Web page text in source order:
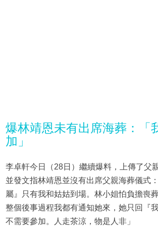
爆林靖恩未有出席海葬：「
加」
李卓軒今日（28日）繼續爆料，上傳了父
並發文指林靖恩並沒有出席父親海葬儀式
屬』只有我和姑姑到場。林小姐怕負擔喪
整個後事過程我都有通知她來，她只回『
不需要參加。人走茶涼，物是人非」